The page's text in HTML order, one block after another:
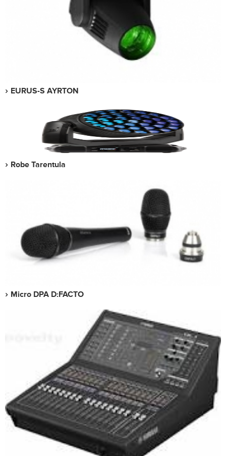
EURUS-S AYRTON
Robe Tarentula
Micro DPA D:FACTO